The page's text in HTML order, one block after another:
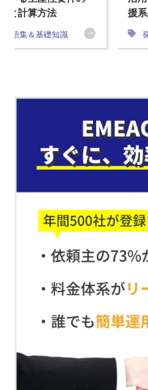
と計算方法
用語集＆基礎知識
援